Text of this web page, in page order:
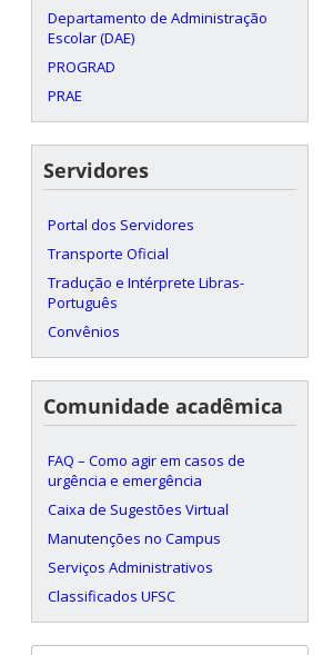
Departamento de Administração
Escolar (DAE)
PROGRAD
PRAE
Servidores
Portal dos Servidores
Transporte Oficial
Tradução e Intérprete Libras-
Português
Convênios
Comunidade acadêmica
FAQ – Como agir em casos de
urgência e emergência
Caixa de Sugestões Virtual
Manutenções no Campus
Serviços Administrativos
Classificados UFSC